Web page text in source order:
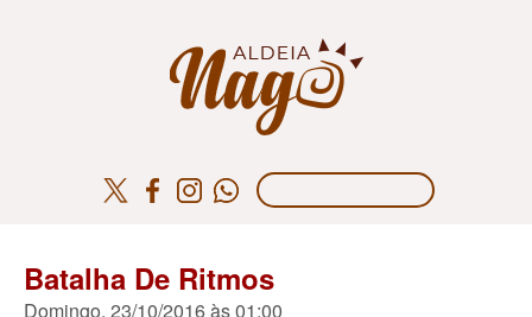
Batalha De Ritmos
Domingo, 23/10/2016 às 01:00